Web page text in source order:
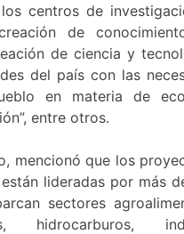
centros de
de
de ciencia y
del país con las
en materia de
entre otros.
mencionó que los
lideradas por más
sectores
hidrocarburos,